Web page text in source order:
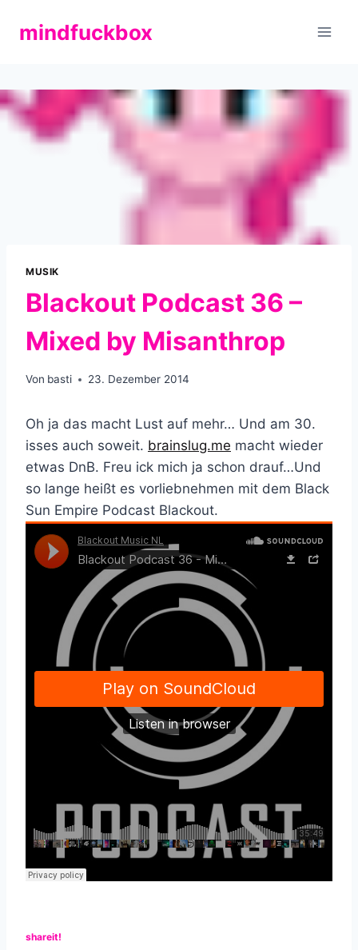
Inhaltmindfuckbox
MUSIK
Blackout Podcast 36 –
Mixed by Misanthrop
Von basti 23. Dezember 2014
Oh ja das macht Lust auf mehr… Und am 30.
isses auch soweit. brainslug.me macht wieder
etwas DnB. Freu ick mich ja schon drauf…Und
so lange heißt es vorliebnehmen mit dem Black
Sun Empire Podcast Blackout.
shareit!